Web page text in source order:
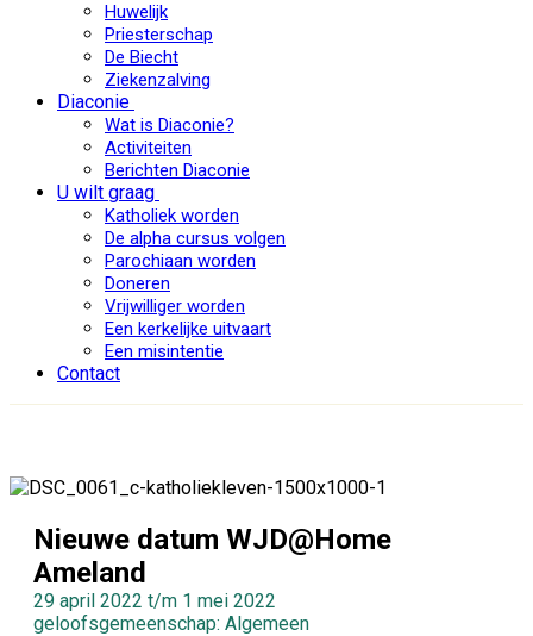
Huwelijk
Priesterschap
De Biecht
Ziekenzalving
Diaconie
Wat is Diaconie?
Activiteiten
Berichten Diaconie
U wilt graag
Katholiek worden
De alpha cursus volgen
Parochiaan worden
Doneren
Vrijwilliger worden
Een kerkelijke uitvaart
Een misintentie
Contact
Nieuwe datum WJD@Home
Ameland
29 april 2022 t/m 1 mei 2022
geloofsgemeenschap: Algemeen